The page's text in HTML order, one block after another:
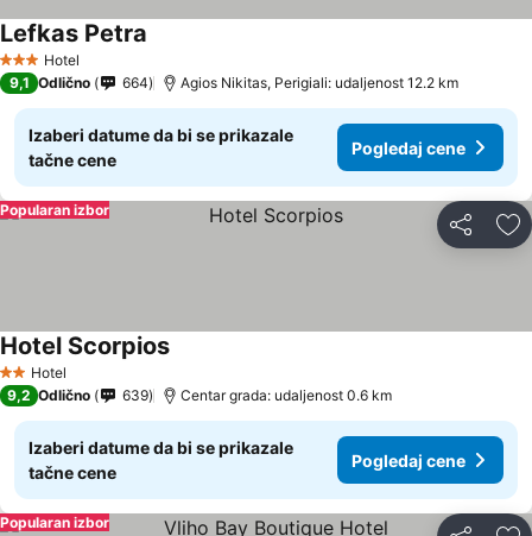
3 Zvezdice
Hotel
Lefkas Petra
9,1 Odlično 664 Agios Nikitas, Perigiali: udaljenost 12.2 km
Izaberi datume da bi se prikazale
tačne cene
Pogledaj cene
Deli
Popularan izbor
2 Zvezdice
Hotel
Hotel Scorpios
9,2 Odlično 639 Centar grada: udaljenost 0.6 km
Izaberi datume da bi se prikazale
tačne cene
Pogledaj cene
Popularan izbor